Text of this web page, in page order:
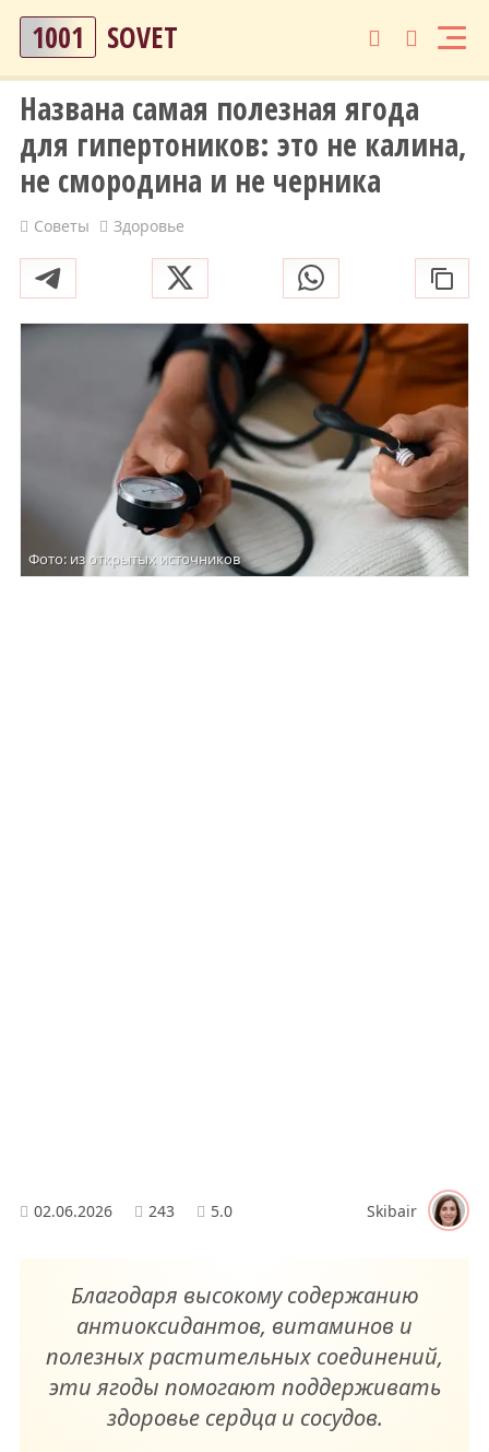
1001 SOVET
Названа самая полезная ягода
для гипертоников: это не калина,
не смородина и не черника
Советы Здоровье
Фото: из открытых источников
02.06.2026 243 5.0 Skibair
Благодаря высокому содержанию
антиоксидантов, витаминов и
полезных растительных соединений,
эти ягоды помогают поддерживать
здоровье сердца и сосудов.